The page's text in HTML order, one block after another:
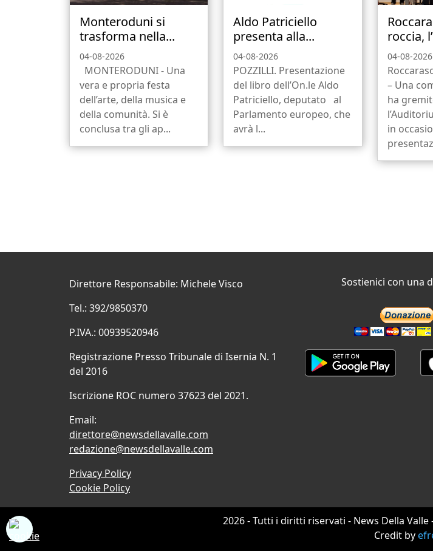
Monteroduni si
trasforma nella...
04-08-2026
MONTERODUNI - Una
vera e propria festa
dell’arte, della musica e
della comunità. Si è
conclusa tra gli ap...
Aldo Patriciello
presenta alla...
04-08-2026
POZZILLI. Presentazione
del libro dell’On.le Aldo
Patriciello, deputato al
Parlamento europeo, che
avrà l...
roccia,
04-08-2026
– Una
ha
in
Direttore Responsabile: Michele Visco
Tel.: 392/9850370
P.IVA.: 00939520946
Registrazione Presso Tribunale di Isernia N. 1
del 2016
Iscrizione ROC numero 37623 del 2021.
Email:
direttore@newsdellavalle.com
redazione@newsdellavalle.com
Privacy Policy
Cookie Policy
Sostienici con una
2026 - Tutti i diritti riservati - News Della
Credit by